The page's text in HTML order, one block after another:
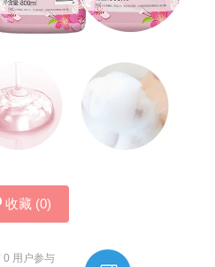
收藏 (0)
0 用户参与